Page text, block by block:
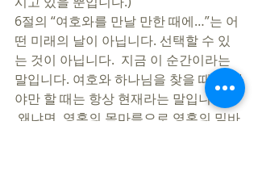
6절의 “여호와를 만날 만한 때에…”는 어
떤 미래의 날이 아닙니다. 선택할 수 있
는 것이 아닙니다.  지금 이 순간이라는
말입니다. 여호와 하나님을 찾을 때, 만나
야만 할 때는 항상 현재라는 말입니다.